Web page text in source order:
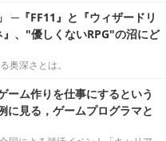
─『FF11』と『ウィザードリ
、"優しくないRPG"の沼にど
奥深さとは。
ーム作りを仕事にするという
に見る，ゲームプログラマと